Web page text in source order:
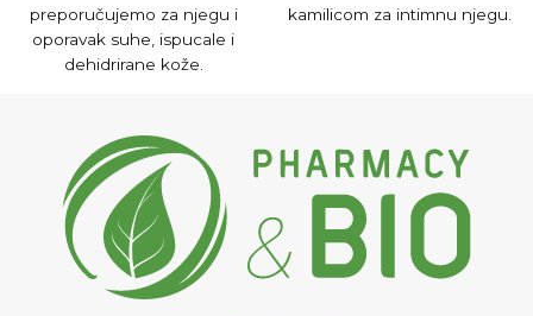
preporučujemo za njegu i
oporavak suhe, ispucale i
dehidrirane kože.
kamilicom za intimnu njegu.